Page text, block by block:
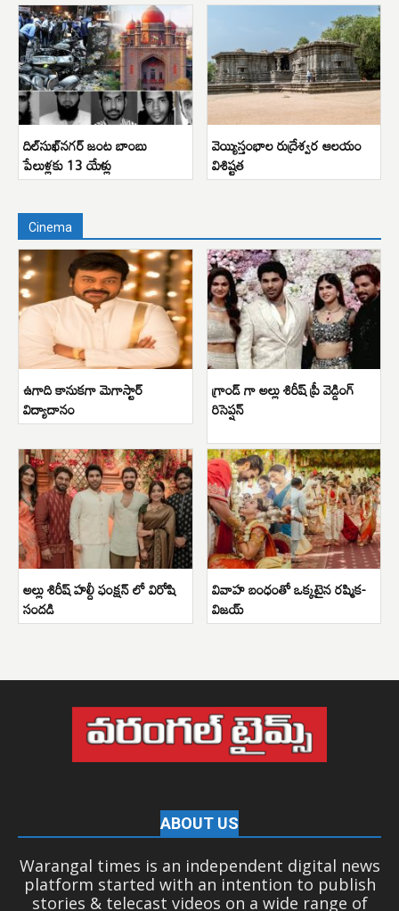
దిల్‌సుఖ్‌నగర్ జంట బాంబు
పేలుళ్లకు 13 యేళ్లు
వెయ్యిస్తంభాల రుద్రేశ్వర ఆలయం
విశిష్టత
Cinema
ఉగాది కానుకగా మెగాస్టార్
విద్యాదానం
గ్రాండ్ గా అల్లు శిరీష్ ప్రీ వెడ్డింగ్
రిసెప్షన్
అల్లు శిరీష్ హల్దీ ఫంక్షన్ లో విరోషి
సందడి
వివాహ బంధంతో ఒక్కటైన రష్మిక-
విజయ్
ABOUT US
Warangal times is an independent digital news
platform started with an intention to publish
stories & telecast videos on a wide range of